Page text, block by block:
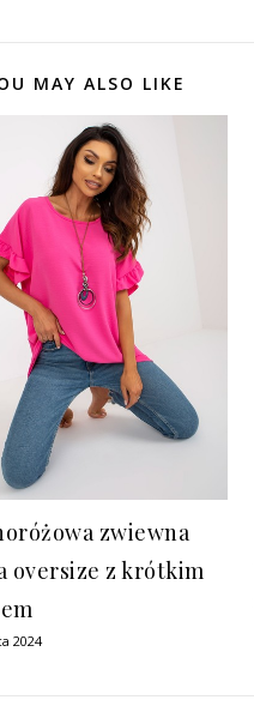
MAY ALSO LIKE
zwiewna
oversize z krótkim
2024